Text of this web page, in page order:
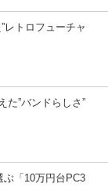
トロフューチャ
た”バンドらしさ”
「10万円台PC3